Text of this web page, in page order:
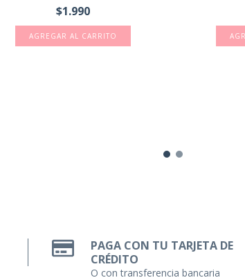
$1.990
PAGA CON TU TARJETA DE
CRÉDITO
O con transferencia bancaria